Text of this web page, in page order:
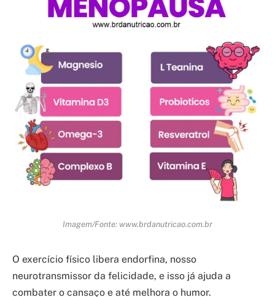
Imagem/Fonte: www.brdanutricao.com.br
O exercício físico libera endorfina, nosso
neurotransmissor da felicidade, e isso já ajuda a
combater o cansaço e até melhora o humor.